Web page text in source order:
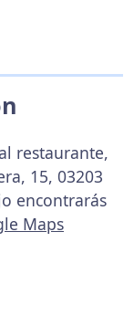
restaurante,
15, 03203
encontrarás
Maps